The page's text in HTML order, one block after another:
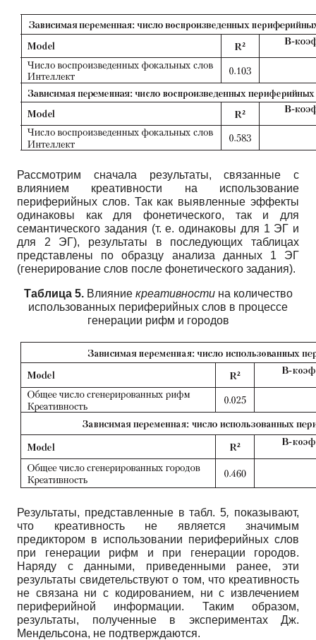
Рассмотрим сначала результаты, связанные с
влиянием креативности на использование
периферийных слов. Так как выявленные эффекты
одинаковы как для фонетического, так и для
семантического задания (т. е. одинаковы для 1 ЭГ и
для 2 ЭГ), результаты в последующих таблицах
представлены по образцу анализа данных 1 ЭГ
(генерирование слов после фонетического задания).
Таблица 5.Влияние креативностина количество
использованных периферийных слов в процессе
генерации рифм и городов
Результаты, представленные в табл. 5, показывают,
что креативность не является значимым
предиктором в использовании периферийных слов
при генерации рифм и при генерации городов.
Наряду с данными, приведенными ранее, эти
результаты свидетельствуют о том, что креативность
не связана ни с кодированием, ни с извлечением
периферийной информации. Таким образом,
результаты, полученные в экспериментах Дж.
Мендельсона, не подтверждаются.